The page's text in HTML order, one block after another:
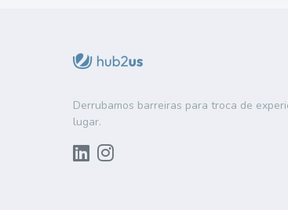
Derrubamos barreiras para troca de
lugar.